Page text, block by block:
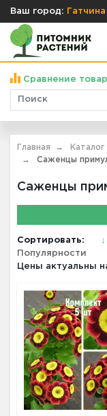
Ваш город: Гатчина
Сравнение
Главная Каталог
Саженцы
Саженцы
Сортировать: ↓
Популярности
Цены актуальны